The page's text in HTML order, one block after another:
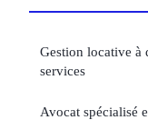
Gestion locative à
services
Avocat spécialisé